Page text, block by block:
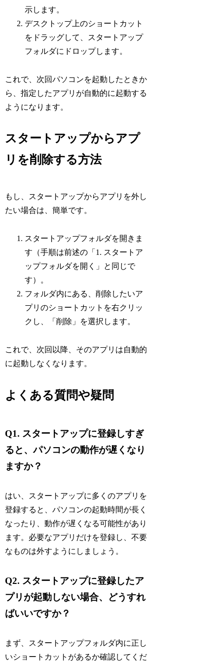
示します。
デスクトップ上のショートカット
をドラッグして、スタートアップ
フォルダにドロップします。
これで、次回パソコンを起動したときか
ら、指定したアプリが自動的に起動する
ようになります。
スタートアップからアプ
リを削除する方法
もし、スタートアップからアプリを外し
たい場合は、簡単です。
スタートアップフォルダを開きま
す（手順は前述の「1. スタートア
ップフォルダを開く」と同じで
す）。
フォルダ内にある、削除したいア
プリのショートカットを右クリッ
クし、「削除」を選択します。
これで、次回以降、そのアプリは自動的
に起動しなくなります。
よくある質問や疑問
Q1. スタートアップに登録しすぎ
ると、パソコンの動作が遅くなり
ますか？
はい、スタートアップに多くのアプリを
登録すると、パソコンの起動時間が長く
なったり、動作が遅くなる可能性があり
ます。必要なアプリだけを登録し、不要
なものは外すようにしましょう。
Q2. スタートアップに登録したア
プリが起動しない場合、どうすれ
ばいいですか？
まず、スタートアップフォルダ内に正し
いショートカットがあるか確認してくだ